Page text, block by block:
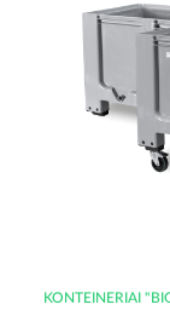
KONTEINERIAI